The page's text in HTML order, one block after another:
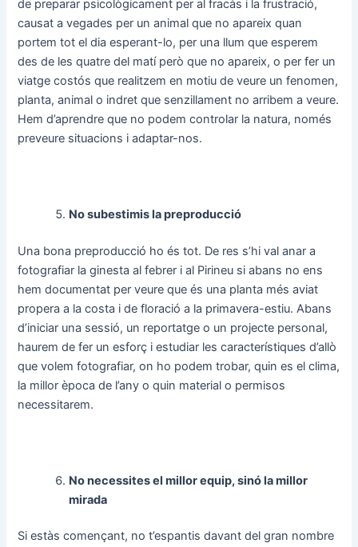
de preparar psicològicament per al fracàs i la frustració,
causat a vegades per un animal que no apareix quan
portem tot el dia esperant-lo, per una llum que esperem
des de les quatre del matí però que no apareix, o per fer un
viatge costós que realitzem en motiu de veure un fenomen,
planta, animal o indret que senzillament no arribem a veure.
Hem d’aprendre que no podem controlar la natura, només
preveure situacions i adaptar-nos.
No subestimis la preproducció
Una bona preproducció ho és tot. De res s’hi val anar a
fotografiar la ginesta al febrer i al Pirineu si abans no ens
hem documentat per veure que és una planta més aviat
propera a la costa i de floració a la primavera-estiu. Abans
d’iniciar una sessió, un reportatge o un projecte personal,
haurem de fer un esforç i estudiar les característiques d’allò
que volem fotografiar, on ho podem trobar, quin es el clima,
la millor època de l’any o quin material o permisos
necessitarem.
No necessites el millor equip, sinó la millor
mirada
Si estàs començant, no t’espantis davant del gran nombre